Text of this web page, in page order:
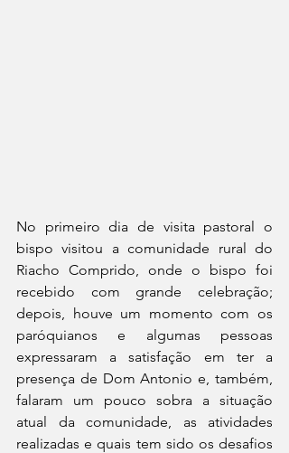
No primeiro dia de visita pastoral o
bispo visitou a comunidade rural do
Riacho Comprido, onde o bispo foi
recebido com grande celebração;
depois, houve um momento com os
paróquianos e algumas pessoas
expressaram a satisfação em ter a
presença de Dom Antonio e, também,
falaram um pouco sobra a situação
atual da comunidade, as atividades
realizadas e quais tem sido os desafios